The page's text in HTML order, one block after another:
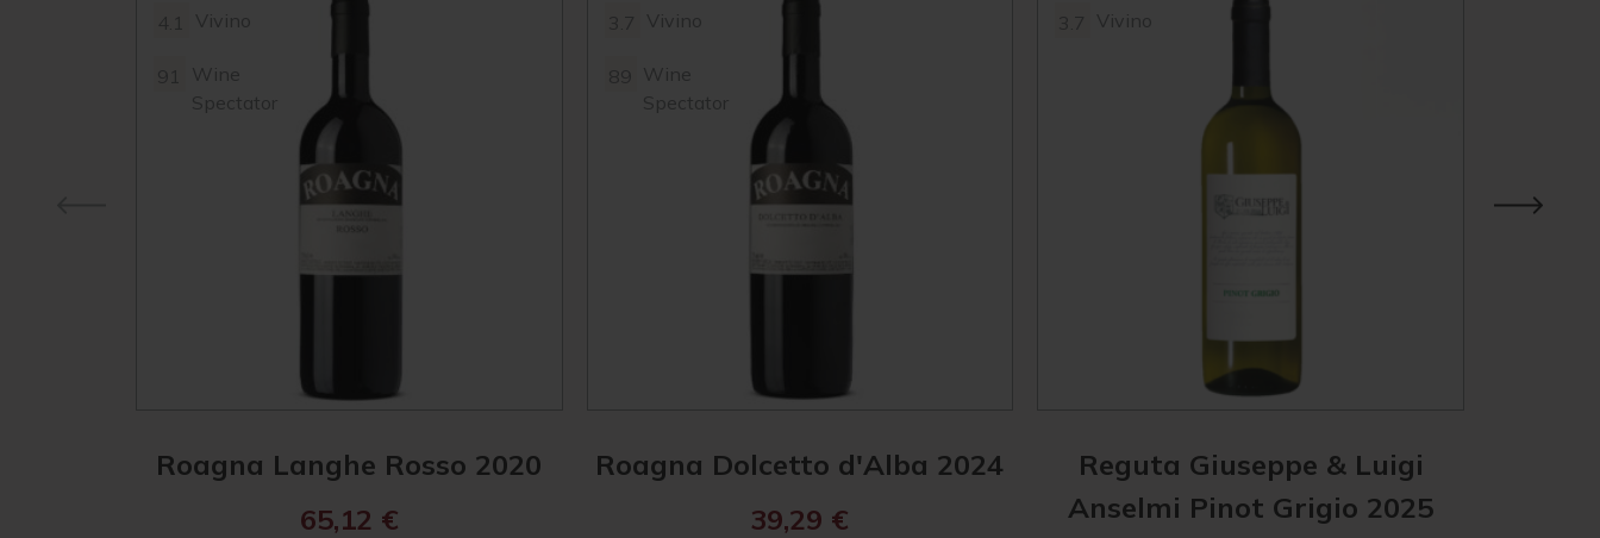
Vivino
Wine
Spectator
Roagna Langhe Rosso 2020
65,12 €
Vivino
Wine
Spectator
Roagna Dolcetto d'Alba 2024
39,29 €
Vivino
Reguta Giuseppe & Luigi
Anselmi Pinot Grigio 2025